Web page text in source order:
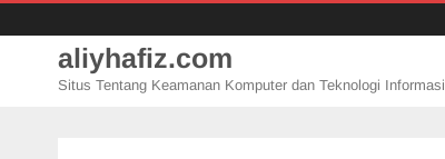
aliyhafiz.com
Situs Tentang Keamanan Komputer dan Teknologi Informasi